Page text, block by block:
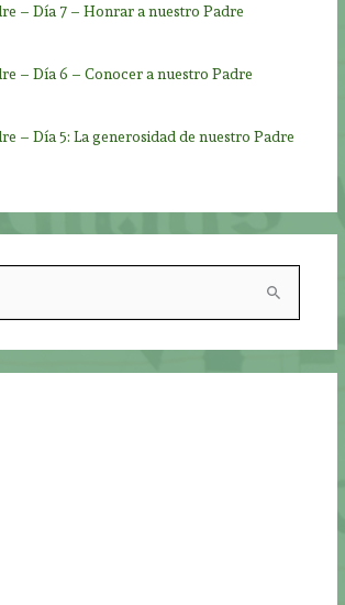
– Día 7 – Honrar a nuestro Padre
– Día 6 – Conocer a nuestro Padre
– Día 5: La generosidad de nuestro Padre